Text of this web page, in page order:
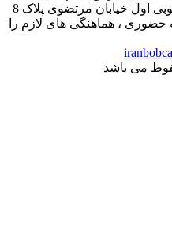
خیابان کمالی . خیابان اسکندری جنوبی اول خیابان مرتضوی پلاک 8
، هماهنگی های لازم را
می باشد